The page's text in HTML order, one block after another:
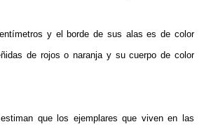
y el borde de sus alas es de color
de rojos o naranja y su cuerpo de color
que los ejemplares que viven en las